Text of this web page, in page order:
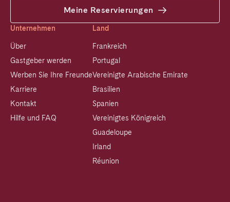
Meine Reservierungen
Unternehmen
Über
Gastgeber werden
Werben Sie Ihre Freunde
Karriere
Kontakt
Hilfe und FAQ
Land
Frankreich
Portugal
Vereinigte Arabische Emirate
Brasilien
Spanien
Vereinigtes Königreich
Guadeloupe
Irland
Réunion